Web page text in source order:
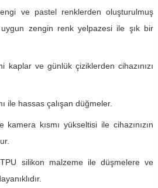
ve pastel renklerden oluşturulmuş
uygun zengin renk yelpazesi ile şık bir
kaplar ve günlük çiziklerden cihazınızı
ile hassas çalışan düğmeler.
kısmı yükseltisi ile cihazınızın
silikon malzeme ile düşmelere ve